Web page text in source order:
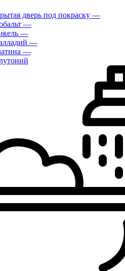
дверь под покраску —
—
—
—
—